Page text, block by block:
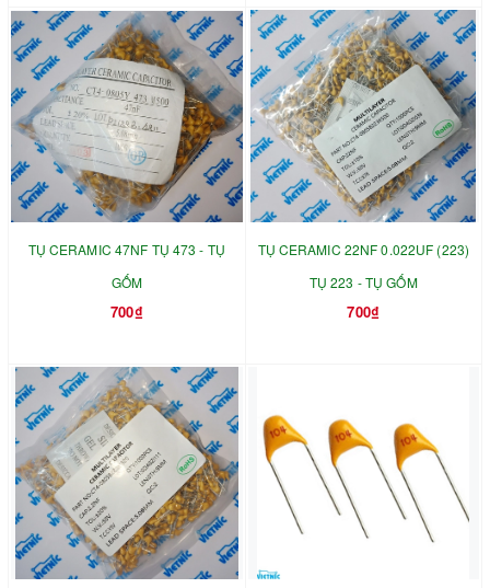
TỤ CERAMIC 47NF TỤ 473 - TỤ
GỐM
700₫
TỤ CERAMIC 22NF 0.022UF (223)
TỤ 223 - TỤ GỐM
700₫